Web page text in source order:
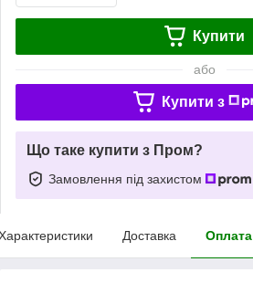
Купити
або
Купити з
Що таке купити з Пром?
Замовлення під захистом
Доставка Оплата